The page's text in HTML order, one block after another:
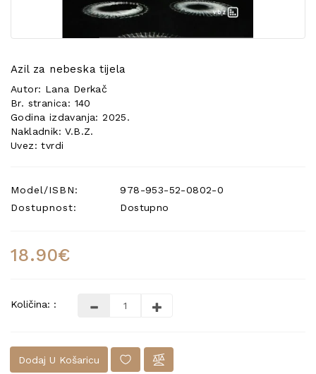
Azil za nebeska tijela
Autor: Lana Derkač
Br. stranica: 140
Godina izdavanja: 2025.
Nakladnik: V.B.Z.
Uvez: tvrdi
Model/ISBN:
978-953-52-0802-0
Dostupnost:
Dostupno
18.90€
Količina: :
Dodaj U Košaricu